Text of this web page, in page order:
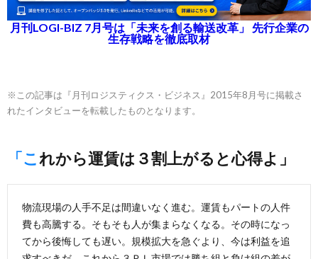
月刊LOGI-BIZ 7月号は「未来を創る輸送改革」 先行企業の
生存戦略を徹底取材
※この記事は『月刊ロジスティクス・ビジネス』2015年8月号に掲載さ
れたインタビューを転載したものとなります。
「これから運賃は３割上がると心得よ」
物流現場の人手不足は間違いなく進む。運賃もパートの人件
費も高騰する。そもそも人が集まらなくなる。その時になっ
てから後悔しても遅い。規模拡大を急ぐより、今は利益を追